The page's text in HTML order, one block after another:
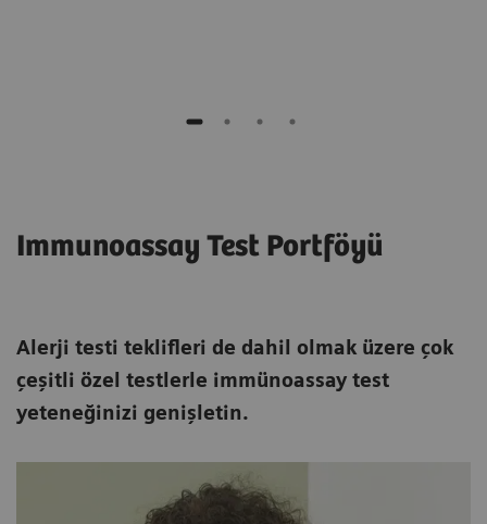
Immunoassay Test Portföyü
Alerji testi teklifleri de dahil olmak üzere çok
çeşitli özel testlerle immünoassay test
yeteneğinizi genişletin.